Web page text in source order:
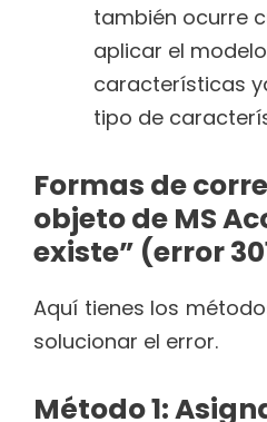
también ocurre
aplicar el
características
tipo de
Formas de
objeto de MS
existe” (error
Aquí tienes los
solucionar el error.
Método 1: